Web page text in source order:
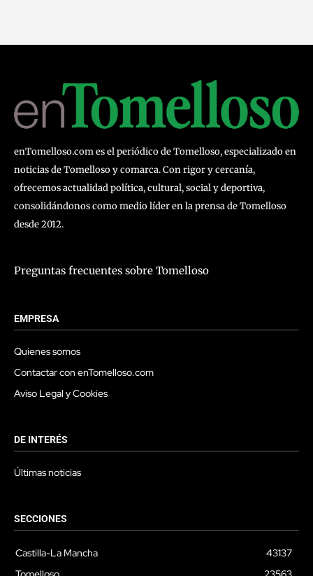
enTomelloso.com es el periódico de Tomelloso, especializado en
noticias de Tomelloso y comarca. Con rigor y cercanía,
ofrecemos actualidad política, cultural, social y deportiva,
consolidándonos como medio líder en la prensa de Tomelloso
desde 2012.
Preguntas frecuentes sobre Tomelloso
EMPRESA
Quienes somos
Contactar con enTomelloso.com
Aviso Legal y Cookies
DE INTERÉS
Últimas noticias
SECCIONES
Castilla-La Mancha
43137